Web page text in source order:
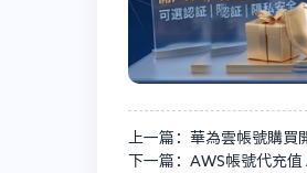
上一篇：華為雲帳號購
下一篇：AWS帳號代充